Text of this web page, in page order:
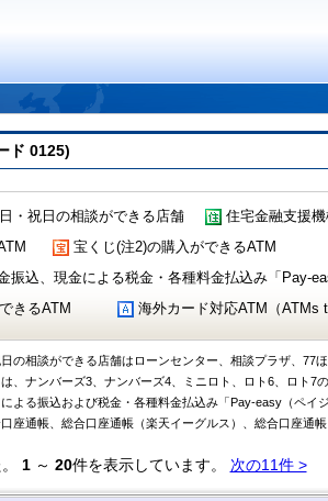
ド 0125)
・祝日の相談ができる店舗 住宅金融支援機
宝くじ(注2)の購入ができるATM
振込、現金による税金・各種料金払込み「Pay-
きるATM
海外カード対応ATM（ATMs
の相談ができる店舗はローンセンター、相談プラザ、77ほ
、ナンバーズ3、ナンバーズ4、ミニロト、ロト6、ロト7の
よる振込および税金・各種料金払込み「Pay-easy（ペイ
座通帳、総合口座通帳（楽天イーグルス）、総合口座通
1～ 20件を表示しています。 次の11件 >